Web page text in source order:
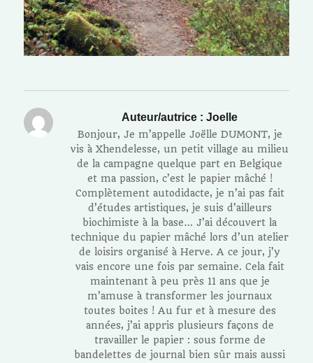
Auteur/autrice : Joelle
Bonjour, Je m’appelle Joëlle DUMONT, je
vis à Xhendelesse, un petit village au milieu
de la campagne quelque part en Belgique
et ma passion, c’est le papier mâché !
Complètement autodidacte, je n’ai pas fait
d’études artistiques, je suis d’ailleurs
biochimiste à la base… J’ai découvert la
technique du papier mâché lors d’un atelier
de loisirs organisé à Herve. A ce jour, j’y
vais encore une fois par semaine. Cela fait
maintenant à peu près 11 ans que je
m’amuse à transformer les journaux
toutes boites ! Au fur et à mesure des
années, j’ai appris plusieurs façons de
travailler le papier : sous forme de
bandelettes de journal bien sûr mais aussi